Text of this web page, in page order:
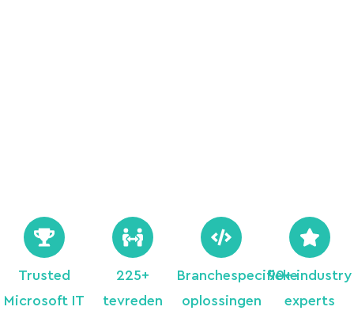
Trusted
Microsoft IT
225+
tevreden
Branchespecifieke
oplossingen
90+ industry
experts